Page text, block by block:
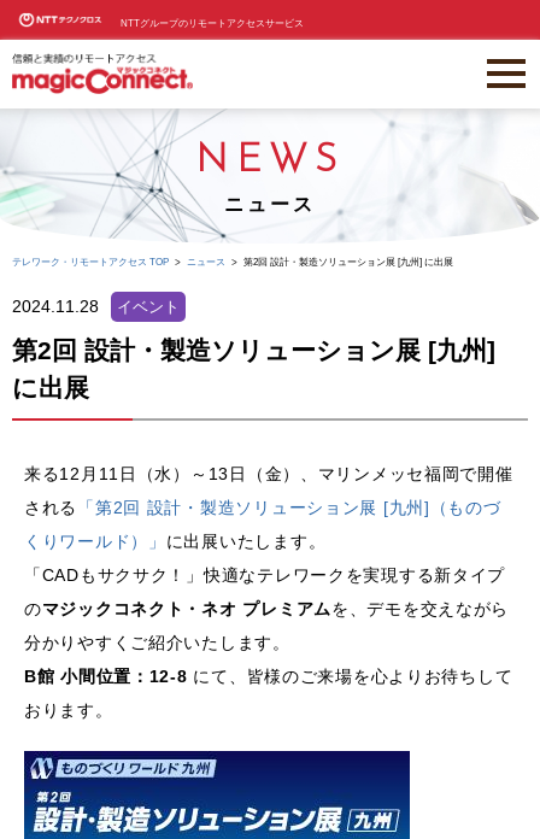
NTTグループのリモートアクセスサービス
NEWS
ニュース
テレワーク・リモートアクセス TOP ニュース 第2回 設計・製造ソリューション展 [九州] に出展
2024.11.28 イベント
第2回 設計・製造ソリューション展 [九州]
に出展
来る12月11日（水）～13日（金）、マリンメッセ福岡で開催
される
「第2回 設計・製造ソリューション展 [九州]（ものづ
くりワールド）」 に出展いたします。
「CADもサクサク！」快適なテレワークを実現する新タイプ
のマジックコネクト・ネオ プレミアムを、デモを交えながら
分かりやすくご紹介いたします。
B館 小間位置：12-8 にて、皆様のご来場を心よりお待ちして
おります。